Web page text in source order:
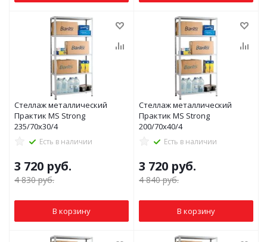
Стеллаж металлический
Практик MS Strong
235/70x30/4
Есть в наличии
3 720 руб.
4 830руб.
В корзину
Стеллаж металлический
Практик MS Strong
200/70x40/4
Есть в наличии
3 720 руб.
4 840руб.
В корзину